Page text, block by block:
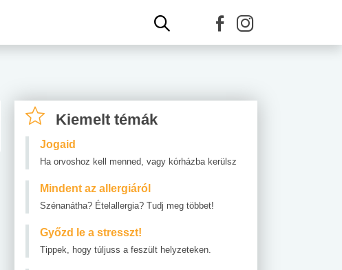
Kiemelt témák
Jogaid
Ha orvoshoz kell menned, vagy kórházba kerülsz
Mindent az allergiáról
Szénanátha? Ételallergia? Tudj meg többet!
Győzd le a stresszt!
Tippek, hogy túljuss a feszült helyzeteken.